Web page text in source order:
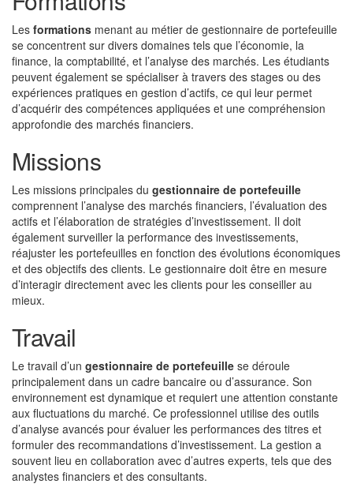
Les formations menant au métier de gestionnaire de portefeuille
se concentrent sur divers domaines tels que l’économie, la
finance, la comptabilité, et l’analyse des marchés. Les étudiants
peuvent également se spécialiser à travers des stages ou des
expériences pratiques en gestion d’actifs, ce qui leur permet
d’acquérir des compétences appliquées et une compréhension
approfondie des marchés financiers.
Missions
Les missions principales du gestionnaire de portefeuille
comprennent l’analyse des marchés financiers, l’évaluation des
actifs et l’élaboration de stratégies d’investissement. Il doit
également surveiller la performance des investissements,
réajuster les portefeuilles en fonction des évolutions économiques
et des objectifs des clients. Le gestionnaire doit être en mesure
d’interagir directement avec les clients pour les conseiller au
mieux.
Travail
Le travail d’un gestionnaire de portefeuille se déroule
principalement dans un cadre bancaire ou d’assurance. Son
environnement est dynamique et requiert une attention constante
aux fluctuations du marché. Ce professionnel utilise des outils
d’analyse avancés pour évaluer les performances des titres et
formuler des recommandations d’investissement. La gestion a
souvent lieu en collaboration avec d’autres experts, tels que des
analystes financiers et des consultants.